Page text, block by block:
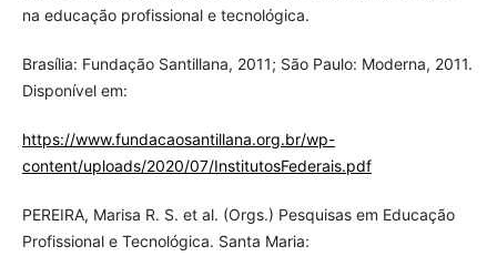
na educação profissional e tecnológica.
Brasília: Fundação Santillana, 2011; São Paulo: Moderna, 2011.
Disponível em:
https://www.fundacaosantillana.org.br/wp-
content/uploads/2020/07/InstitutosFederais.pdf
PEREIRA, Marisa R. S. et al. (Orgs.) Pesquisas em Educação
Profissional e Tecnológica. Santa Maria: